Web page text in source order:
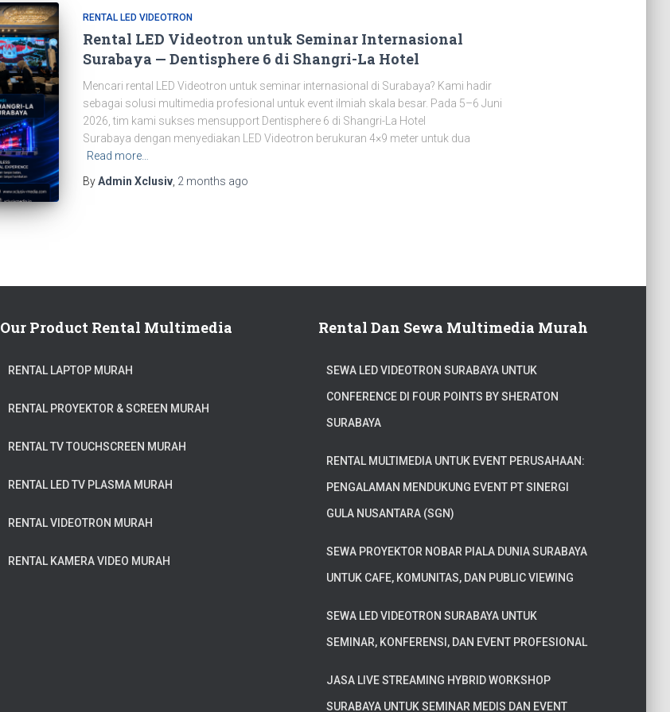
RENTAL LED VIDEOTRON
Rental LED Videotron untuk Seminar Internasional
Surabaya — Dentisphere 6 di Shangri-La Hotel
Mencari rental LED Videotron untuk seminar internasional di Surabaya? Kami hadir
sebagai solusi multimedia profesional untuk event ilmiah skala besar. Pada 5–6 Juni
2026, tim kami sukses mensupport Dentisphere 6 di Shangri-La Hotel
Surabaya dengan menyediakan LED Videotron berukuran 4×9 meter untuk dua
Read more…
ByAdmin Xclusiv, 2 months ago
Our Product Rental Multimedia
RENTAL LAPTOP MURAH
RENTAL PROYEKTOR & SCREEN MURAH
RENTAL TV TOUCHSCREEN MURAH
RENTAL LED TV PLASMA MURAH
RENTAL VIDEOTRON MURAH
RENTAL KAMERA VIDEO MURAH
Rental Dan Sewa Multimedia Murah
SEWA LED VIDEOTRON SURABAYA UNTUK
CONFERENCE DI FOUR POINTS BY SHERATON
SURABAYA
RENTAL MULTIMEDIA UNTUK EVENT PERUSAHAAN:
PENGALAMAN MENDUKUNG EVENT PT SINERGI
GULA NUSANTARA (SGN)
SEWA PROYEKTOR NOBAR PIALA DUNIA SURABAYA
UNTUK CAFE, KOMUNITAS, DAN PUBLIC VIEWING
SEWA LED VIDEOTRON SURABAYA UNTUK
SEMINAR, KONFERENSI, DAN EVENT PROFESIONAL
JASA LIVE STREAMING HYBRID WORKSHOP
SURABAYA UNTUK SEMINAR MEDIS DAN EVENT